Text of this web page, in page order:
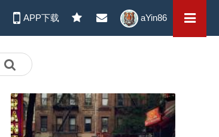
APP下载 aYin86
行尸走肉 The Walking Dead S02E01
浮生若寄 Crashing S03E05